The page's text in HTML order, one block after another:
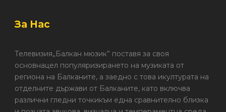
За Нас
Телевизия„Балкан мюзик” поставя за своя
основнацел популяризирането на музиката от
региона на Балканите, а заедно с това икултурата на
отделните държави от Балканите, като включва
различни гледни точкикъм една сравнително близка